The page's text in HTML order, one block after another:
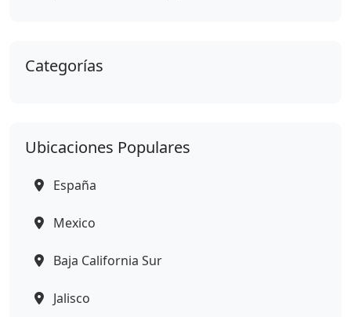
Categorías
Ubicaciones Populares
España
Mexico
Baja California Sur
Jalisco